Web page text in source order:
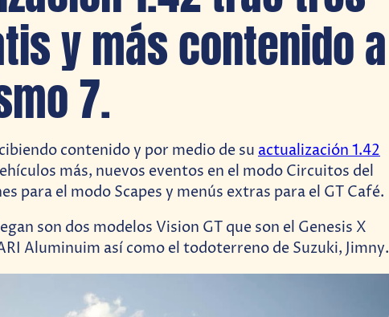
y más contenido a
7.
contenido y por medio de su actualización 1.42
más, nuevos eventos en el modo Circuitos del
para el modo Scapes y menús extras para el GT Café.
son dos modelos Vision GT que son el Genesis X
Aluminuim así como el todoterreno de Suzuki, Jimny.